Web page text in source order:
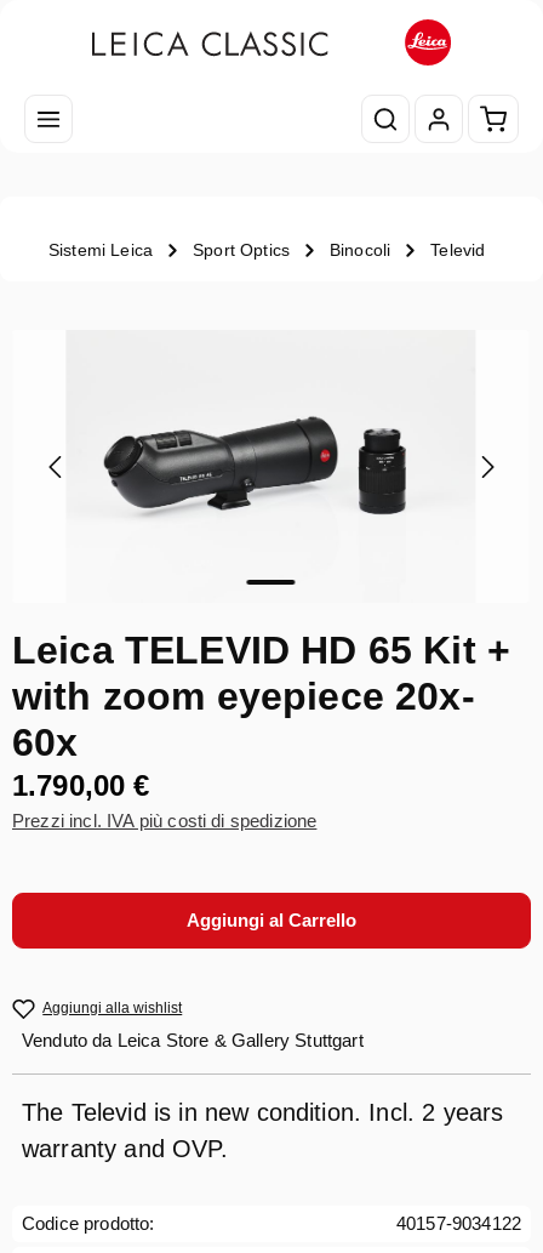
Il
Sistemi Leica Sport Optics Binocoli Televid
Leica TELEVID HD 65 Kit +
with zoom eyepiece 20x-
60x
1.790,00 €
Prezzi incl. IVA più costi di spedizione
Aggiungi al Carrello
Aggiungi alla wishlist
Venduto da Leica Store & Gallery Stuttgart
The Televid is in new condition. Incl. 2 years
warranty and OVP.
Codice prodotto: 40157-9034122